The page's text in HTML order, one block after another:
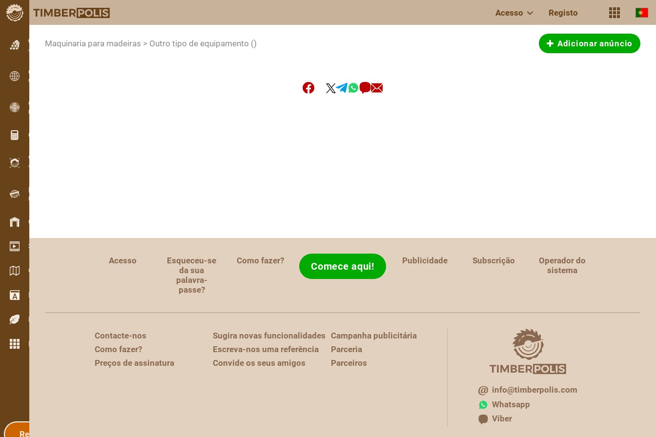
Acesso Registo
Classificados
Anúncios de texto
Classificados
Classificados internacionais
OPTI-TIMB
Esquemas de corte
Calculadoras de madeira
WoodProfi
Volume de madeira com IA
Registador de dados
Inventário de madeira em campo
Gestão de stocks
Showroom de vídeo
Catálogos / Brochuras
Dicionário
Espécies de madeira
Mais funcionalidades
Registo
Maquinaria para madeiras > Outro tipo de equipamento () Adicionar anúncio
Acesso
Esqueceu-se
da sua
palavra-
passe?
Como fazer? Comece aqui! Publicidade Subscrição
Operador do
sistema
Contacte-nos
Como fazer?
Preços de assinatura
Sugira novas funcionalidades
Escreva-nos uma referência
Convide os seus amigos
Campanha publicitária
Parceria
Parceiros
info@timberpolis.com
Whatsapp
Viber